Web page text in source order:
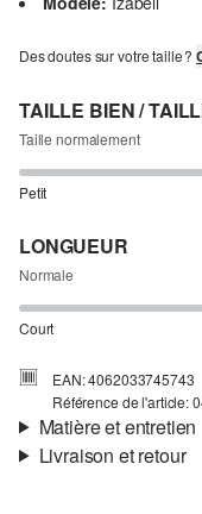
Des doutes sur votre taille ?
TAILLE BIEN /
Taille normalement
Petit
LONGUEUR
Normale
Court
EAN: 4062033745743
Référence de l'article:
Matière et entretien
Livraison et retour